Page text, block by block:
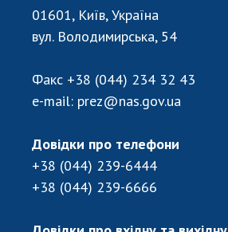
01601, Київ, Україна
вул. Володимирська, 54
Факс +38 (044) 234 32 43
e-mail: prez@nas.gov.ua
Довідки про телефони
+38 (044) 239-6444
+38 (044) 239-6666